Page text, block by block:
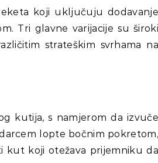
koji uključuju dodavanje
Tri glavne varijacije su široki
strateškim svrhama na
kutija, s namjerom da izvuče
lopte bočnim pokretom,
kut koji otežava prijemniku da